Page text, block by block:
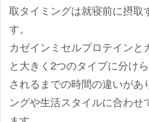
取タイミングは就寝前に摂取
す。
カゼインミセルプロテイン
と大きく2つのタイプに分け
されるまでの時間の違いがあ
ングや生活スタイルに合わせ